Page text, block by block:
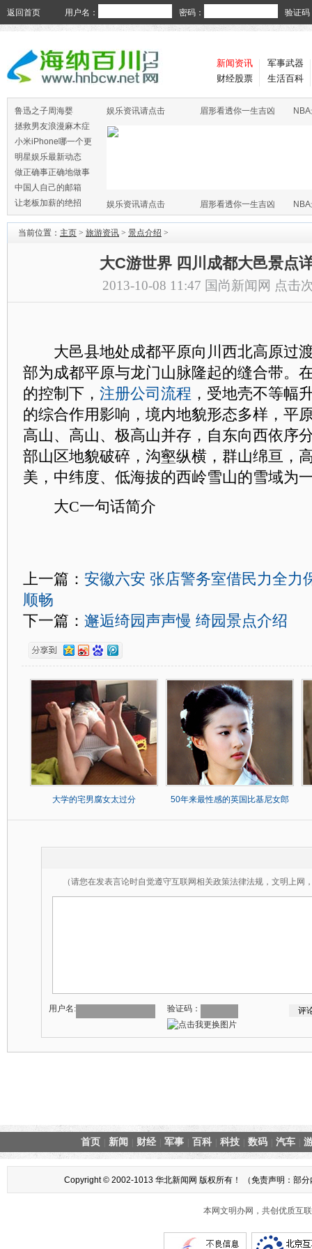
返回首页 用户名： 密码： 验证码
新闻资讯
财经股票
军事武器
生活百科
鲁迅之子周海婴
拯救男友浪漫麻木症
小米iPhone哪一个更
火
明星娱乐最新动态
做正确事正确地做事
中国人自己的邮箱
让老板加薪的绝招
娱乐资讯请点击 眉形看透你一生吉凶
娱乐资讯请点击 眉形看透你一生吉凶
当前位置： 主页 > 旅游资讯 > 景点介绍 >
大C游世界 四川成都大邑景点
2013-10-08 11:47 国尚新闻网 点击
大邑县地处成都平原向川西北高原过
部为成都平原与龙门山脉隆起的缝合带。
的控制下， 注册公司流程 ，受地壳不等幅
的综合作用影响，境内地貌形态多样，平
高山、高山、极高山并存，自东向西依序
部山区地貌破碎，沟壑纵横，群山绵亘，
美，中纬度、低海拔的西岭雪山的雪域为
大C一句话简介
上一篇： 安徽六安 张店警务室借民力全力
顺畅
下一篇： 邂逅绮园声声慢 绮园景点介绍
大学的宅男腐女太过分 50年来最性感的英国比基尼女郎
（请您在发表言论时自觉遵守互联网相关政策法律法规，文明上网
用户名: 验证码：
首页 新闻 财经 军事 百科 科技 数码 汽车
Copyright © 2002-1013 华北新闻网 版权所有！ （免责声明：部
本网文明办网，共创优质互